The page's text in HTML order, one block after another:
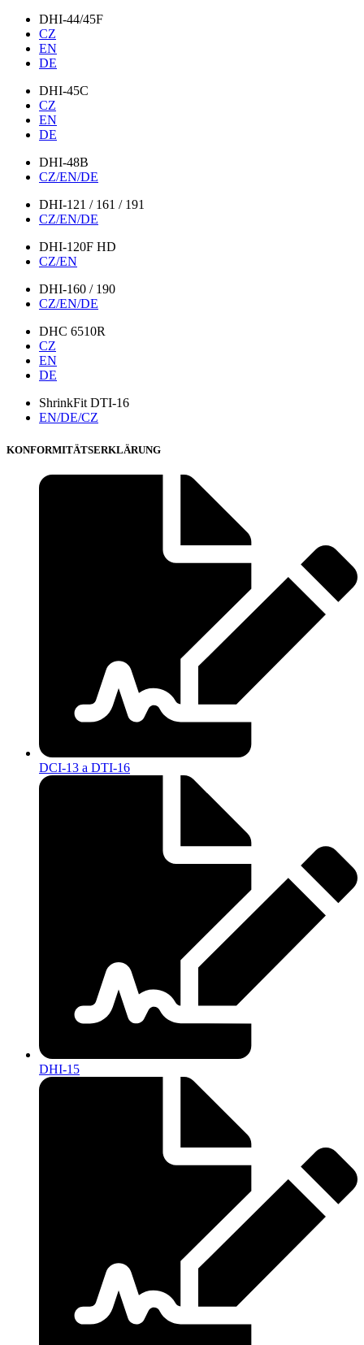
DHI-44/45F
CZ
EN
DE
DHI-45C
CZ
EN
DE
DHI-48B
CZ/EN/DE
DHI-121 / 161 / 191
CZ/EN/DE
DHI-120F HD
CZ/EN
DHI-160 / 190
CZ/EN/DE
DHC 6510R
CZ
EN
DE
ShrinkFit DTI-16
EN/DE/CZ
KONFORMITÄTSERKLÄRUNG
DCI-13 a DTI-16
DHI-15